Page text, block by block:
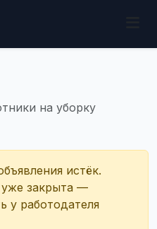
на уборку
истёк.
закрыта —
у работодателя